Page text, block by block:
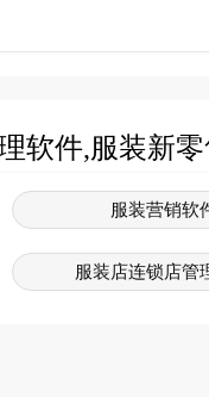
软件,服装新
服装营销软
服装店连锁店管